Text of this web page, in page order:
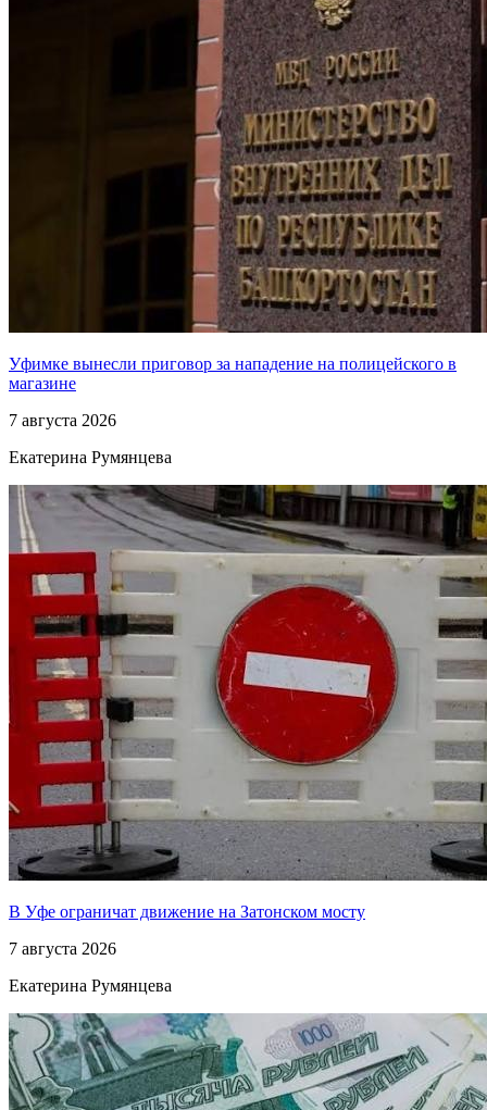
Уфимке вынесли приговор за нападение на полицейского в
магазине
7 августа 2026
Екатерина Румянцева
В Уфе ограничат движение на Затонском мосту
7 августа 2026
Екатерина Румянцева